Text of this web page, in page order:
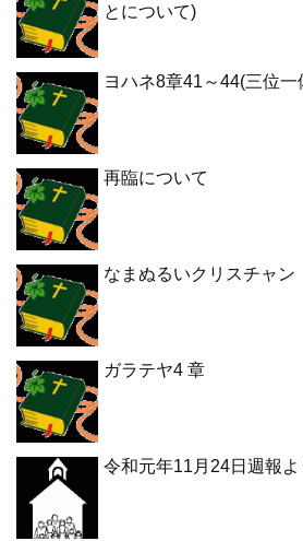
とについて)
ヨハネ8章41～44(三位
再臨について
なまぬるいクリスチャン
ガラテヤ4 章
令和元年11月24日週報よ